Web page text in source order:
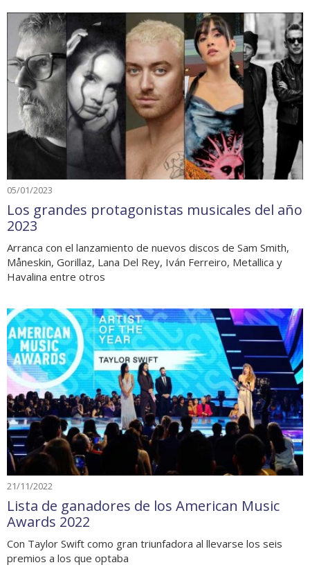
05/01/2023
Los grandes protagonistas musicales del año
2023
Arranca con el lanzamiento de nuevos discos de Sam Smith,
Måneskin, Gorillaz, Lana Del Rey, Iván Ferreiro, Metallica y
Havalina entre otros
21/11/2022
Lista de ganadores de los American Music
Awards 2022
Con Taylor Swift como gran triunfadora al llevarse los seis
premios a los que optaba